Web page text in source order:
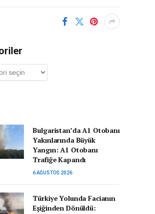
Bulgaristan’da A1 Otobanı
Yakınlarında Büyük
Yangın: A1 Otobanı
Trafiğe Kapandı
6 AĞUSTOS 2026
Türkiye Yolunda Facianın
Eşiğinden Dönüldü: